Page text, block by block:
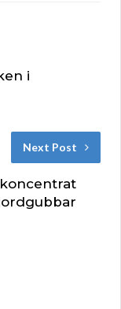
i
Next Post